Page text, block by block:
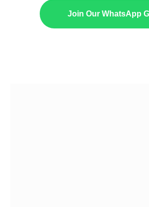
Join Our WhatsApp